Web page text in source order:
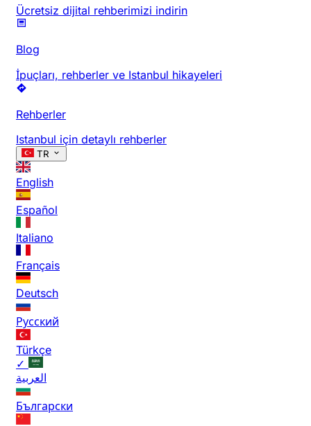
Ücretsiz dijital rehberimizi indirin
Blog
İpuçları, rehberler ve Istanbul hikayeleri
Rehberler
Istanbul için detaylı rehberler
TR
English
Español
Italiano
Français
Deutsch
Русский
Türkçe
✓
العربية
Български